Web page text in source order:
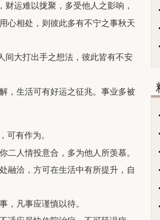
运难以拢聚，多受他人之影响，
心相处，则彼此多有不宁之事秋天
间大打出手之想法，彼此皆有不安
，生活可有好运之征兆。事业多被
可有作为。
二人情投意合，多为他人所羡慕。
融洽，方可在生活中有所提升，自
，凡事应谨慎以待。